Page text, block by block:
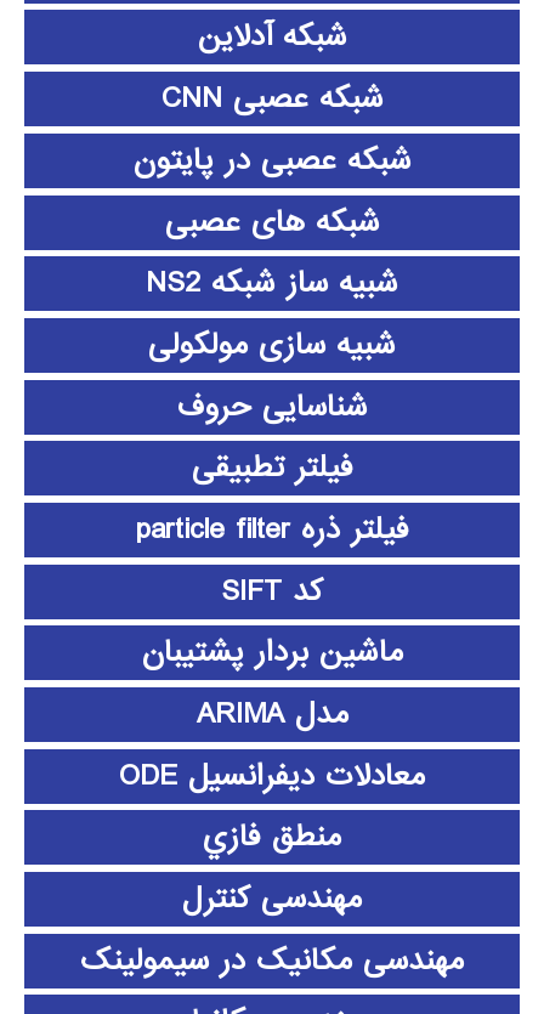
شبکه آدلاین
شبکه عصبی CNN
شبکه عصبی در پایتون
شبکه های عصبی
شبیه ساز شبکه NS2
شبیه سازی مولکولی
شناسایی حروف
فیلتر تطبیقی
فیلتر ذره particle filter
کد SIFT
ماشین بردار پشتیبان
مدل ARIMA
معادلات دیفرانسیل ODE
منطق فازي
مهندسی کنترل
مهندسی مکانیک در سیمولینک